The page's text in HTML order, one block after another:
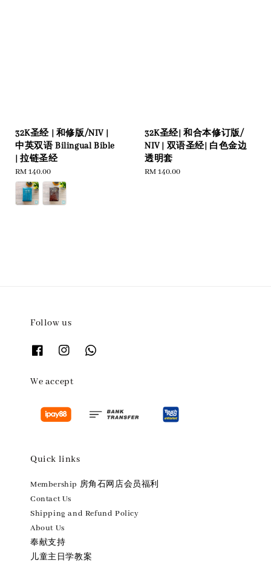
32K圣经 | 和修版/NIV |
中英双语 Bilingual Bible
| 拉链圣经
Regular
price
RM 140.00
32K圣经| 和合本修订版/
NIV | 双语圣经| 白色金边
透明套
Regular
RM 140.00
Follow us
We accept
Quick links
Membership 房角石网店会员福利
Contact Us
Shipping and Refund Policy
About Us
奉献支持
儿童主日学教案